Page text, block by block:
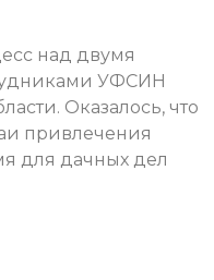
над двумя
УФСИН
Оказалось, что
привлечения
для дачных дел